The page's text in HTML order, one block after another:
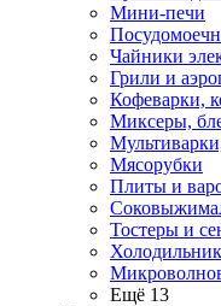
Мини-печи
Чайники
Грили и
Кофеварки,
Миксеры,
Мясорубки
Плиты и
Тостеры и
Ещё 13